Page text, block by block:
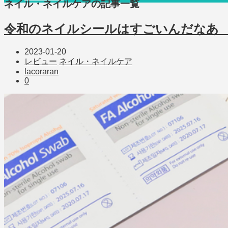
ネイル・ネイルケアの記事一覧
令和のネイルシールはすごいんだな
2023-01-20
レビュー ネイル・ネイルケア
lacoraran
0